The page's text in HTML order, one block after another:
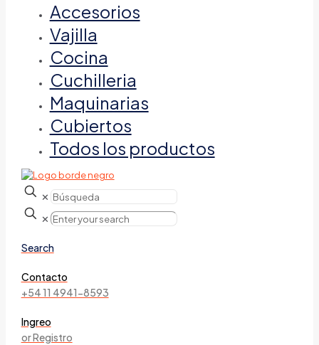
Accesorios
Vajilla
Cocina
Cuchilleria
Maquinarias
Cubiertos
Todos los productos
✕
✕
Search
Contacto
+54 11 4941-8593
Ingreo
or Registro